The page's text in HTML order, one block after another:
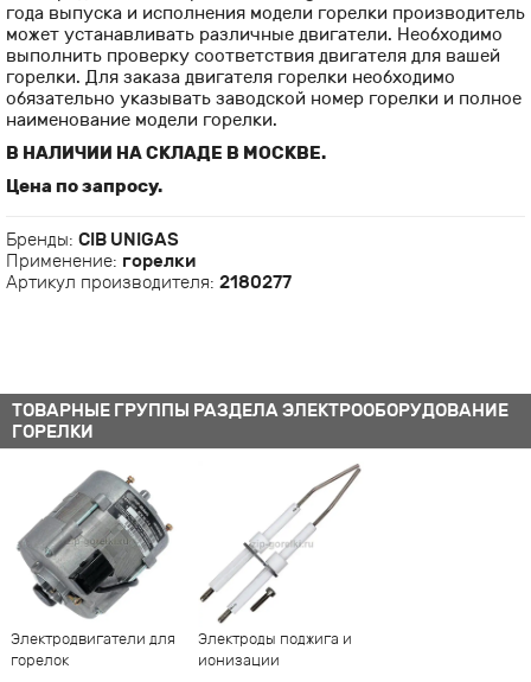
года выпуска и исполнения модели горелки производитель
может устанавливать различные двигатели. Необходимо
выполнить проверку соответствия двигателя для вашей
горелки. Для заказа двигателя горелки необходимо
обязательно указывать заводской номер горелки и полное
наименование модели горелки.
В НАЛИЧИИ НА СКЛАДЕ В МОСКВЕ.
Цена по запросу.
Бренды: CIB UNIGAS
Применение: горелки
Артикул производителя: 2180277
ТОВАРНЫЕ ГРУППЫ РАЗДЕЛА ЭЛЕКТРООБОРУДОВАНИЕ
ГОРЕЛКИ
Электродвигатели для
горелок
Электроды поджига и
ионизации